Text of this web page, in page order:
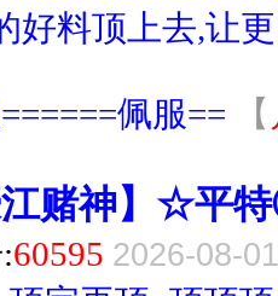
好料顶上去,让
佩服== 【
江赌神】☆平
60595 2026-08-